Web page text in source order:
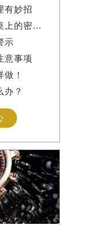
有妙招
欧米茄手表刻度脱落：麻将桌上的密室逃脱术
示
意事项
！
办？